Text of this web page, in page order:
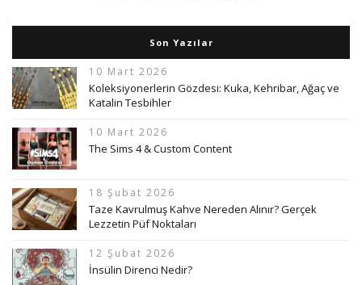
Son Yazılar
10 Mart 2026
Koleksiyonerlerin Gözdesi: Kuka, Kehribar, Ağaç ve
Katalin Tesbihler
10 Mart 2026
The Sims 4 & Custom Content
18 Şubat 2026
Taze Kavrulmuş Kahve Nereden Alınır? Gerçek
Lezzetin Püf Noktaları
12 Şubat 2026
İnsülin Direnci Nedir?